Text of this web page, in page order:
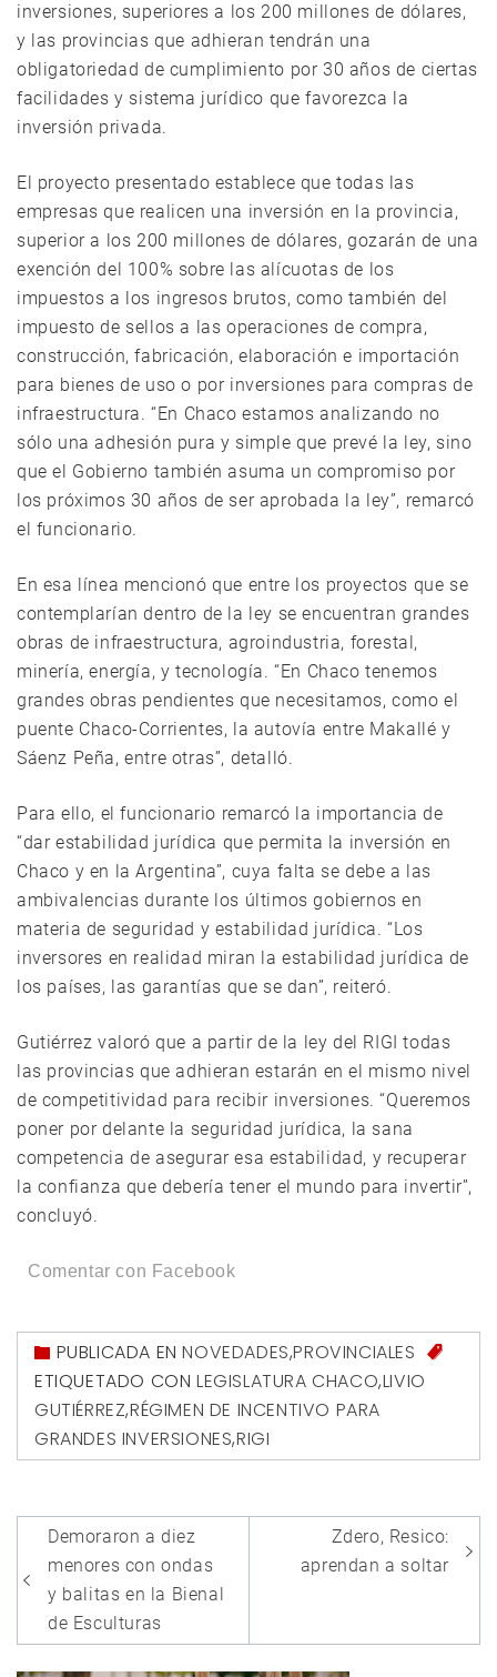
inversiones, superiores a los 200 millones de dólares,
y las provincias que adhieran tendrán una
obligatoriedad de cumplimiento por 30 años de ciertas
facilidades y sistema jurídico que favorezca la
inversión privada.
El proyecto presentado establece que todas las
empresas que realicen una inversión en la provincia,
superior a los 200 millones de dólares, gozarán de una
exención del 100% sobre las alícuotas de los
impuestos a los ingresos brutos, como también del
impuesto de sellos a las operaciones de compra,
construcción, fabricación, elaboración e importación
para bienes de uso o por inversiones para compras de
infraestructura. “En Chaco estamos analizando no
sólo una adhesión pura y simple que prevé la ley, sino
que el Gobierno también asuma un compromiso por
los próximos 30 años de ser aprobada la ley”, remarcó
el funcionario.
En esa línea mencionó que entre los proyectos que se
contemplarían dentro de la ley se encuentran grandes
obras de infraestructura, agroindustria, forestal,
minería, energía, y tecnología. “En Chaco tenemos
grandes obras pendientes que necesitamos, como el
puente Chaco-Corrientes, la autovía entre Makallé y
Sáenz Peña, entre otras”, detalló.
Para ello, el funcionario remarcó la importancia de
“dar estabilidad jurídica que permita la inversión en
Chaco y en la Argentina”, cuya falta se debe a las
ambivalencias durante los últimos gobiernos en
materia de seguridad y estabilidad jurídica. “Los
inversores en realidad miran la estabilidad jurídica de
los países, las garantías que se dan”, reiteró.
Gutiérrez valoró que a partir de la ley del RIGI todas
las provincias que adhieran estarán en el mismo nivel
de competitividad para recibir inversiones. “Queremos
poner por delante la seguridad jurídica, la sana
competencia de asegurar esa estabilidad, y recuperar
la confianza que debería tener el mundo para invertir”,
concluyó.
Comentar con Facebook
PUBLICADA ENNOVEDADES,PROVINCIALES
ETIQUETADO CON LEGISLATURA CHACO,LIVIO
GUTIÉRREZ,RÉGIMEN DE INCENTIVO PARA
GRANDES INVERSIONES,RIGI
Navegación
de
entradas
Demoraron a diez
menores con ondas
y balitas en la Bienal
de Esculturas
Zdero, Resico:
aprendan a soltar